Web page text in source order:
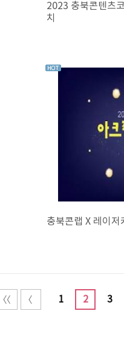
2023 충북콘텐츠
치
충북콘랩 X 레이저
1 2 3